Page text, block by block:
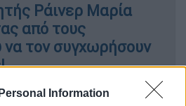
Information
Ράινερ Μαρία
από τους
τον συγχωρήσουν